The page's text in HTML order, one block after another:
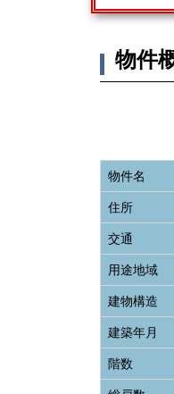
物件
物件名
住所
交通
用途地域
建物構造
建築年月
階数